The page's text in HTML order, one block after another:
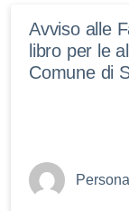
Avviso alle
libro per le
Comune di